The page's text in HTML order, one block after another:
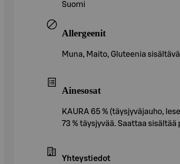
Suomi
Allergeenit
Muna, Maito, Gluteenia
Ainesosat
KAURA 65 % (täysjyväjauho,
73 % täysjyvää. Saattaa
Yhteystiedot